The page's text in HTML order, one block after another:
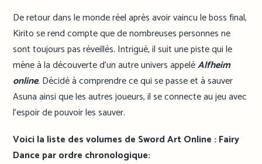
De retour dans le monde réel après avoir vaincu le boss final,
Kirito se rend compte que de nombreuses personnes ne
sont toujours pas réveillés. Intrigué, il suit une piste qui le
mène à la découverte d’un autre univers appeléAlfheim
online.Décidé à comprendre ce qui se passe et à sauver
Asuna ainsi que les autres joueurs, il se connecte au jeu avec
l’espoir de pouvoir les sauver.
Voici la liste des volumes de Sword Art Online : Fairy
Dance par ordre chronologique: